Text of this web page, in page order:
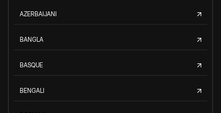
AZERBAIJANI
BANGLA
BASQUE
BENGALI